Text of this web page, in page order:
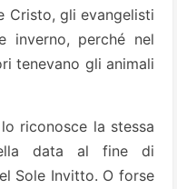
Cristo, gli evangelisti
inverno, perché nel
tenevano gli animali
riconosce la stessa
data al fine di
Sole Invitto. O forse